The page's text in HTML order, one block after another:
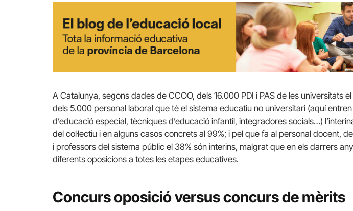
A Catalunya, segons dades de CCOO, dels 16.000 PDI i PAS de les universitats
dels 5.000 personal laboral que té el sistema educatiu no universitari (aquí
d’educació especial, tècniques d’educació infantil, integradores socials…)
del col·lectiu i en alguns casos concrets al 99%; i pel que fa al personal docent,
i professors del sistema públic el 38% són interins, malgrat que en els darrers
diferents oposicions a totes les etapes educatives.
Concurs oposició versus concurs de mèrits